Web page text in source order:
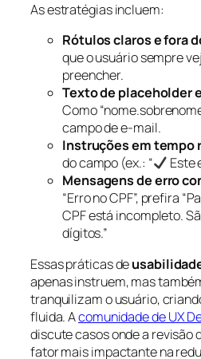
As estratégias incluem:
Rótulos claros e fora
que o usuário sempre
preencher.
Texto de placeholder
Como
campo de e-mail.
Instruções em tempo
do campo (ex.: “
Este
Mensagens de erro
“Erro no CPF”, prefira
CPF está incompleto.
dígitos.”
Essas práticas de
apenas instruem, mas
tranquilizam o usuário,
fluida. Acomunidade de UX
discute casos onde a revisão
fator mais impactante na